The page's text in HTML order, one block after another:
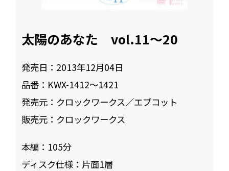
太陽のあなた vol.11～20
発売日： 2013年12月04日
品番： KWX-1412～1421
発売元： クロックワークス／エプコット
販売元： クロックワークス
本編： 105
ディスク仕様： 片面1層